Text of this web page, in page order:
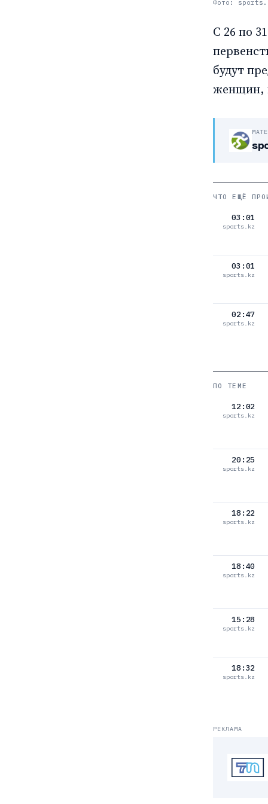
Фото:
С 26 по
будут
женщин,
ЧТО ЕЩЁ
03:01
sports.kz
03:01
sports.kz
02:47
sports.kz
ПО ТЕМЕ
12:02
sports.kz
20:25
sports.kz
18:22
sports.kz
18:40
sports.kz
15:28
sports.kz
18:32
sports.kz
РЕКЛАМА